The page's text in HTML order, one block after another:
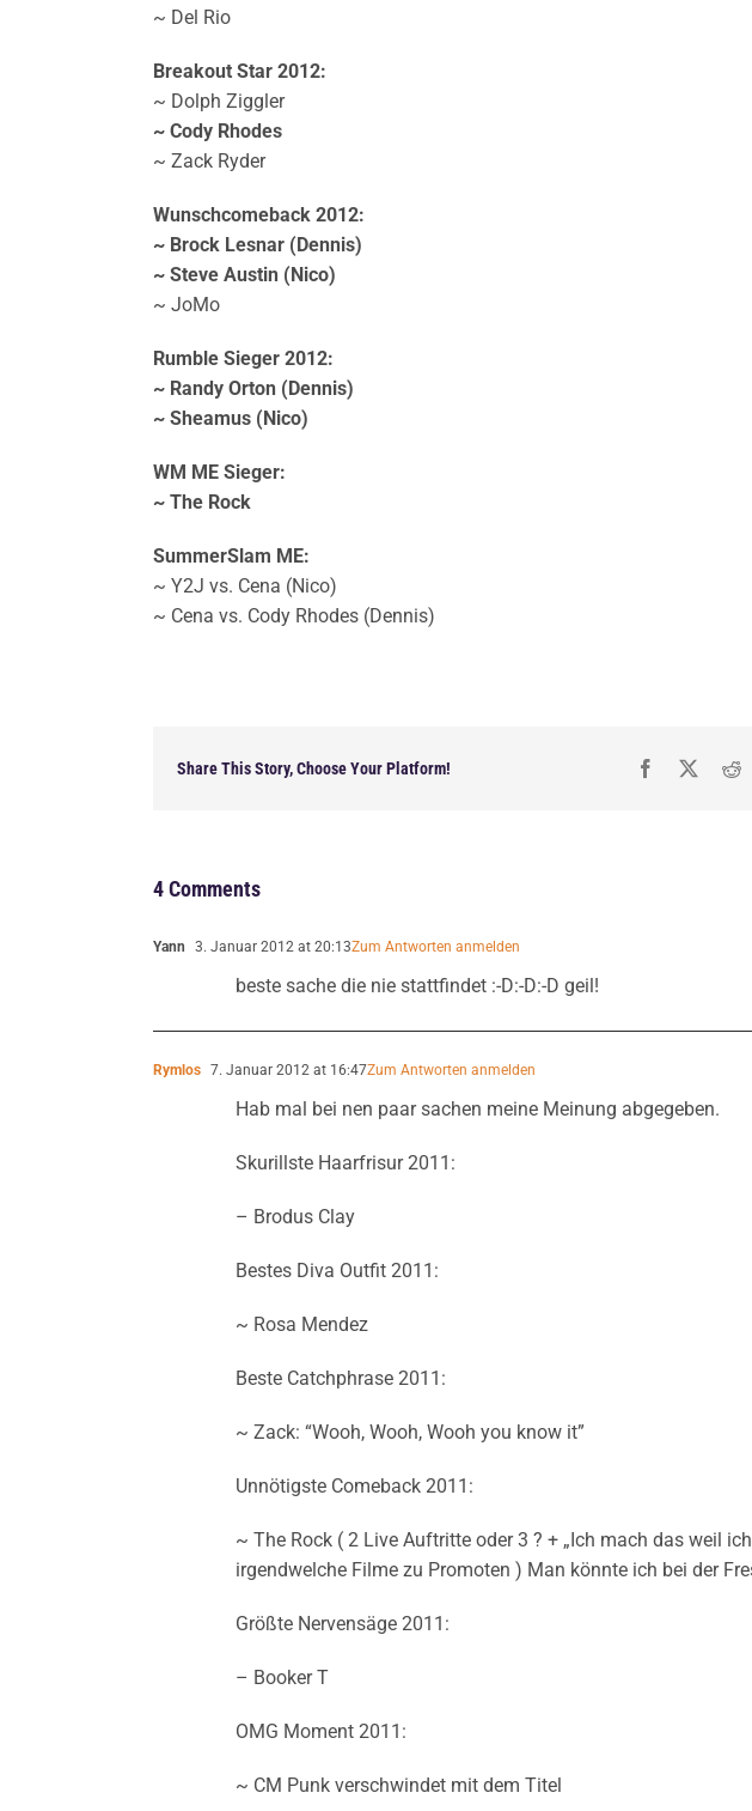
~ Del Rio
Breakout Star 2012:
~ Dolph Ziggler
~ Cody Rhodes
~ Zack Ryder
Wunschcomeback 2012:
~ Brock Lesnar (Dennis)
~ Steve Austin (Nico)
~ JoMo
Rumble Sieger 2012:
~ Randy Orton (Dennis)
~ Sheamus (Nico)
WM ME Sieger:
~ The Rock
SummerSlam ME:
~ Y2J vs. Cena (Nico)
~ Cena vs. Cody Rhodes (Dennis)
Share This Story, Choose Your Platform!
4 Comments
Yann 3. Januar 2012 at 20:13Zum Antworten anmelden
beste sache die nie stattfindet :-D:-D:-D geil!
Rymlos 7. Januar 2012 at 16:47Zum Antworten anmelden
Hab mal bei nen paar sachen meine Meinung abgegeben.
Skurillste Haarfrisur 2011:
– Brodus Clay
Bestes Diva Outfit 2011:
~ Rosa Mendez
Beste Catchphrase 2011:
~ Zack: “Wooh, Wooh, Wooh you know it”
Unnötigste Comeback 2011:
~ The Rock ( 2 Live Auftritte oder 3 ? + „Ich mach das weil
irgendwelche Filme zu Promoten ) Man könnte ich bei der
Größte Nervensäge 2011:
– Booker T
OMG Moment 2011:
~ CM Punk verschwindet mit dem Titel